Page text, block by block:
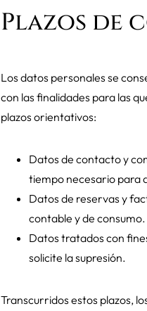
Plazos de
Los datos personales se
con las finalidades para las
plazos orientativos:
Datos de contacto y
tiempo necesario para
Datos de reservas y
contable y de consumo.
Datos tratados con
solicite la supresión.
Transcurridos estos plazos,